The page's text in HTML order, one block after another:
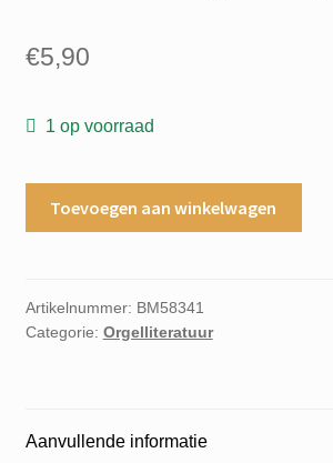
€5,90
1 op voorraad
flat
minor
Rheinberger
Toevoegen aan winkelwagen
Artikelnummer: BM58341
Categorie: Orgelliteratuur
Aanvullende informatie